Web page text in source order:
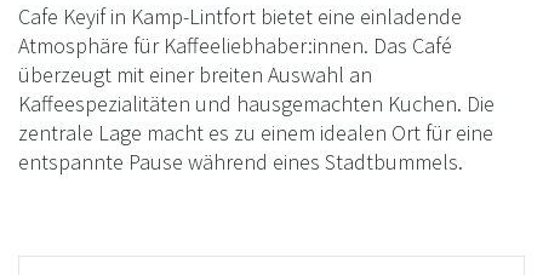
Cafe Keyif in Kamp-Lintfort bietet eine einladende
Atmosphäre für Kaffeeliebhaber:innen. Das Café
überzeugt mit einer breiten Auswahl an
Kaffeespezialitäten und hausgemachten Kuchen. Die
zentrale Lage macht es zu einem idealen Ort für eine
entspannte Pause während eines Stadtbummels.